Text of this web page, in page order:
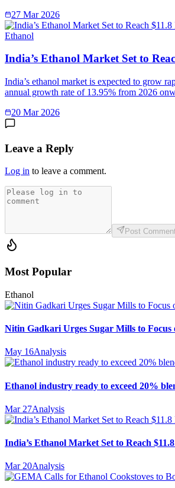
27 Mar 2026
Ethanol
India’s Ethanol Market Set to
India’s ethanol market is expected to grow
annual growth rate of 13.95% from 2026
20 Mar 2026
Leave a Reply
Log in to leave a comment.
Post
Most Popular
Ethanol
Nitin Gadkari Urges Sugar Mills to
May 16Analysis
Ethanol industry ready to exceed 20%
Mar 27Analysis
India’s Ethanol Market Set to Reach
Mar 20Analysis